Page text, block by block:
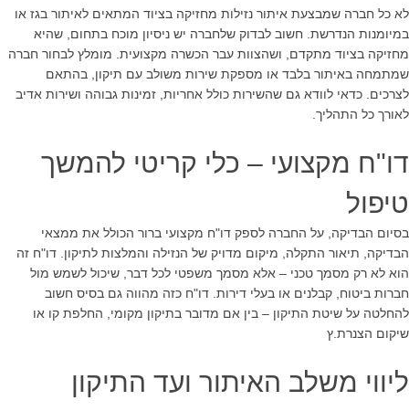
לא כל חברה שמבצעת איתור נזילות מחזיקה בציוד המתאים לאיתור בגז או
במיומנות הנדרשת. חשוב לבדוק שלחברה יש ניסיון מוכח בתחום, שהיא
מחזיקה בציוד מתקדם, ושהצוות עבר הכשרה מקצועית. מומלץ לבחור חברה
שמתמחה באיתור בלבד או מספקת שירות משולב עם תיקון, בהתאם
לצרכים. כדאי לוודא גם שהשירות כולל אחריות, זמינות גבוהה ושירות אדיב
לאורך כל התהליך.
דו"ח מקצועי – כלי קריטי להמשך
טיפול
בסיום הבדיקה, על החברה לספק דו"ח מקצועי ברור הכולל את ממצאי
הבדיקה, תיאור התקלה, מיקום מדויק של הנזילה והמלצות לתיקון. דו"ח זה
הוא לא רק מסמך טכני – אלא מסמך משפטי לכל דבר, שיכול לשמש מול
חברות ביטוח, קבלנים או בעלי דירות. דו"ח כזה מהווה גם בסיס חשוב
להחלטה על שיטת התיקון – בין אם מדובר בתיקון מקומי, החלפת קו או
שיקום הצנרת.ץ
ליווי משלב האיתור ועד התיקון